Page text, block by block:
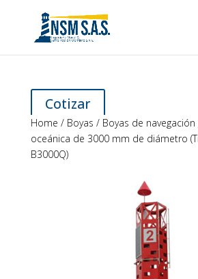
Cotizar
Home / Boyas / Boyas de
oceánica de 3000 mm de diámetro
B3000Q)